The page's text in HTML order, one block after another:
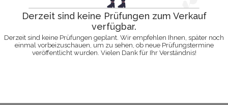
Derzeit sind keine Prüfungen zum Verkauf
verfügbar.
Derzeit sind keine Prüfungen geplant. Wir empfehlen Ihnen, später noch
einmal vorbeizuschauen, um zu sehen, ob neue Prüfungstermine
veröffentlicht wurden. Vielen Dank für Ihr Verständnis!